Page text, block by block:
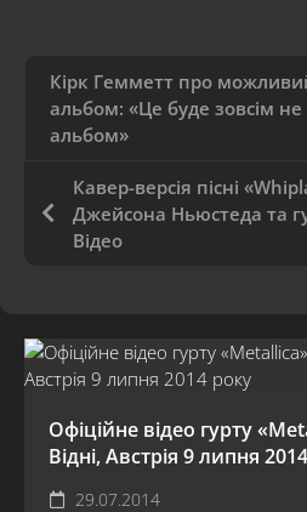
Кірк Гемметт про
альбом: «Це буде зовсім
альбом»
Кавер-версія пісні
Джейсона Ньюстеда та
Відео
Офіційне відео гурту
Відні, Австрія 9 липня
29.07.2014